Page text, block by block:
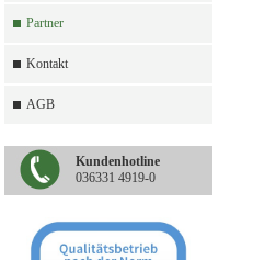
Partner
Kontakt
AGB
Kundenhotline
036331 4919-0